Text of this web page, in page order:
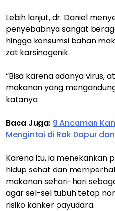
Lebih lanjut, dr. Daniel
penyebabnya sangat
hingga konsumsi bahan
zat karsinogenik.
“Bisa karena adanya virus,
makanan yang
katanya.
Baca Juga: 9 Ancaman
Mengintai di Rak Dapur
Karena itu, ia menekankan
hidup sehat dan
makanan sehari-hari
agar sel-sel tubuh tetap
risiko kanker payudara.